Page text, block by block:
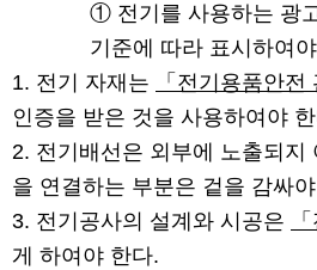
① 전기를 사용하는 광
기준에 따라 표시하여
1. 전기 자재는
「전기용품안전
인증을 받은 것을 사용하여야
2. 전기배선은 외부에 노출되지
을 연결하는 부분은 겉을 감싸
3. 전기공사의 설계와 시공은
게 하여야 한다.